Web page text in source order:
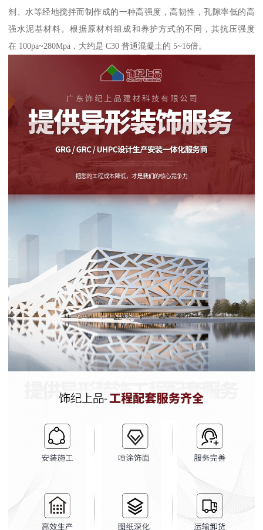
剂、水等经地搅拌而制作成的一种高强度，高韧性，孔隙率低的高
强水泥基材料。根据原材料组成和养护方式的不同，其抗压强度
在 100pa~280Mpa，大约是 C30 普通混凝土的 5~16倍。